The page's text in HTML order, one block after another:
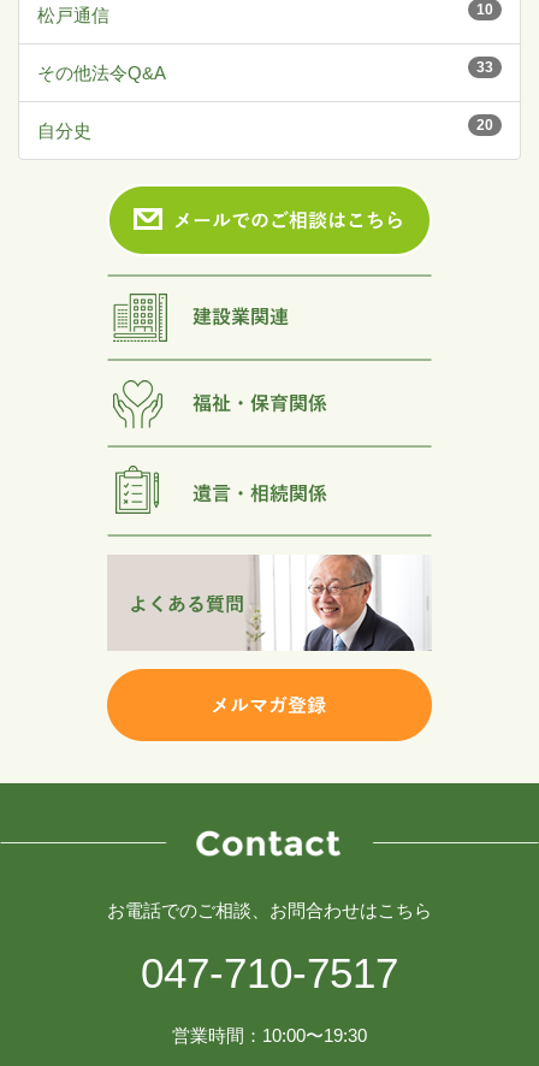
10
松戸通信
33
その他法令Q&A
20
自分史
お電話でのご相談、お問合わせはこちら
047-710-7517
営業時間：10:00〜19:30